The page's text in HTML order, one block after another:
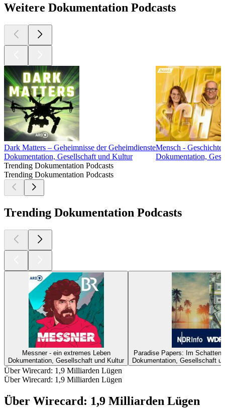
Weitere Dokumentation Podcasts
Dark Matters – Geheimnisse der Geheimdienste
Dokumentation, Gesellschaft und Kultur
Mensch -
Dokumentation,
Trending Dokumentation Podcasts
Trending Dokumentation Podcasts
Trending Dokumentation Podcasts
Messner - ein extremes Leben
Dokumentation, Gesellschaft und Kultur
Paradise Papers: Im
Dokumentation, Gesellschaft
Über Wirecard: 1,9 Milliarden Lügen
Über Wirecard: 1,9 Milliarden Lügen
Über Wirecard: 1,9 Milliarden Lügen